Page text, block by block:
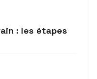
: les étapes